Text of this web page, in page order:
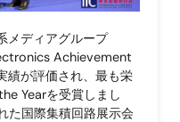
メディアグループ
Achievement
績が評価され、最も栄
Yearを受賞しまし
た国際集積回路展示会